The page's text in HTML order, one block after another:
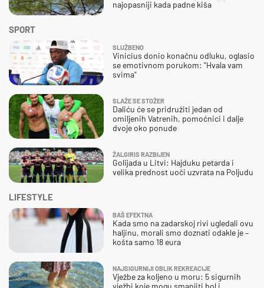
SPORT
SLUŽBENO
Vinicius donio konačnu odluku, oglasio
se emotivnom porukom: "Hvala vam
svima"
SLAŽE SE STOŽER
Daliću će se pridružiti jedan od
omiljenih Vatrenih, pomoćnici i dalje
dvoje oko ponude
ŽALGIRIS RAZBIJEN
Golijada u Litvi: Hajduku petarda i
velika prednost uoči uzvrata na Poljudu
najopasniji kada padne kiša
LIFESTYLE
BAŠ EFEKTNA
Kada smo na zadarskoj rivi ugledali ovu
haljinu, morali smo doznati odakle je –
košta samo 18 eura
NAJSIGURNIJI OBLIK REKREACIJE
Vježbe za koljeno u moru: 5 sigurnih
vježbi koje mogu smanjiti bol i